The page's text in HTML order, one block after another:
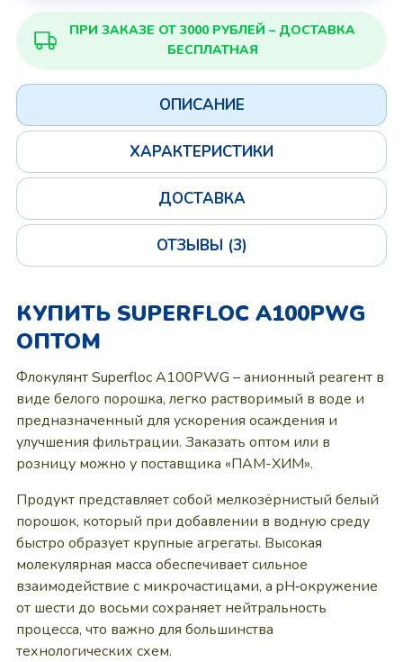
ПРИ ЗАКАЗЕ ОТ 3000 РУБЛЕЙ – ДОСТАВКА
БЕСПЛАТНАЯ
ОПИСАНИЕ
ХАРАКТЕРИСТИКИ
ДОСТАВКА
ОТЗЫВЫ (3)
КУПИТЬ SUPERFLOC A100PWG
ОПТОМ
Флокулянт Superfloc A100PWG – анионный реагент в
виде белого порошка, легко растворимый в воде и
предназначенный для ускорения осаждения и
улучшения фильтрации. Заказать оптом или в
розницу можно у поставщика «ПАМ-ХИМ».
Продукт представляет собой мелкозёрнистый белый
порошок, который при добавлении в водную среду
быстро образует крупные агрегаты. Высокая
молекулярная масса обеспечивает сильное
взаимодействие с микрочастицами, а pH‑окружение
от шести до восьми сохраняет нейтральность
процесса, что важно для большинства
технологических схем.